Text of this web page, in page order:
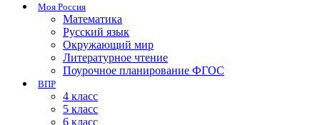
Моя Россия
Математика
Русский язык
Окружающий мир
Литературное чтение
Поурочное планирование ФГОС
ВПР
4 класс
5 класс
6 класс